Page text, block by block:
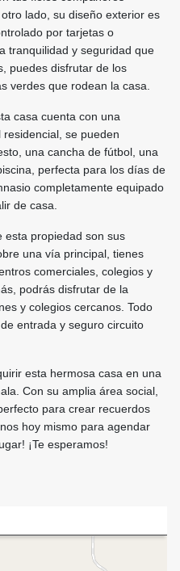
lado, su diseño exterior es
por tarjetas o
tranquilidad y seguridad que
puedes disfrutar de los
verdes que rodean la casa.
casa cuenta con una
se pueden
una cancha de fútbol, una
perfecta para los días de
completamente equipado
de casa.
esta propiedad son sus
una vía principal, tienes
comerciales, colegios y
podrás disfrutar de la
y colegios cercanos. Todo
entrada y seguro circuito
esta hermosa casa en una
Con su amplia área social,
para crear recuerdos
hoy mismo para agendar
¡Te esperamos!